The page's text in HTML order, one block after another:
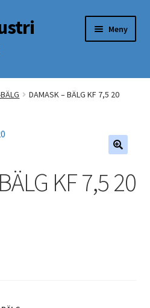
Meny
DAMASK – BÄLG KF 7,5 20
KF 7,5 20